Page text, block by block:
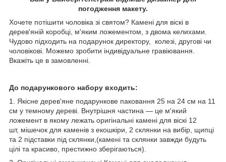
погодження макету.
Хочете потішити чоловіка зі святом? Камені для віскі в
дерев'яній коробці, м'яким ложементом, з двома келихами.
Чудово підходить на подарунок директору, колезі, другові чи
чоловікові. Можемо зробити індивідуальне гравіювання.
Вкажіть це в замовленні.
До подарункового набору входить:
1. Якісне дерев'яне подарункове паковання 25 на 24 см на 11
см у темному дереві. Внутрішня частина — це м'який
ложемент в якому лежать оригінальні камені для віскі 12
шт, мішечок для каменів з екошкіри, 2 склянки на вибір, щипці
та 2 підставки під склянки,(камені та склянки завжди будуть
цілі та красиво, престижно зберігаються).